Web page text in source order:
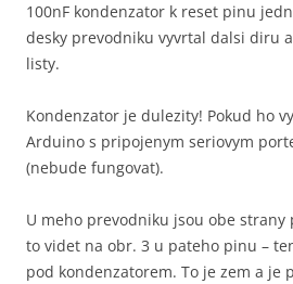
100nF kondenzator k reset pinu
desky prevodniku vyvrtal dalsi diru
listy.
Kondenzator je dulezity! Pokud ho
Arduino s pripojenym seriovym
(nebude fungovat).
U meho prevodniku jsou obe strany
to videt na obr. 3 u pateho pinu –
pod kondenzatorem. To je zem a je